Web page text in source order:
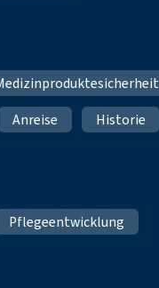
Anreise Historie
Pflegeentwicklung